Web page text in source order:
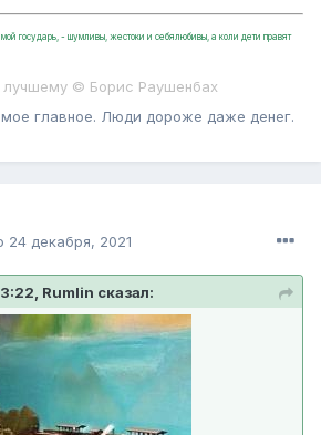
государь, - шумливы, жестоки и себялюбивы, а коли дети правят
лучшему © Борис Раушенбах
главное. Люди дороже даже денег.
24 декабря, 2021
Rumlin сказал: